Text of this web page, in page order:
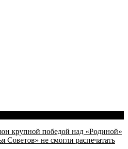
крупной победой над «Родиной»
Советов» не смогли распечатать